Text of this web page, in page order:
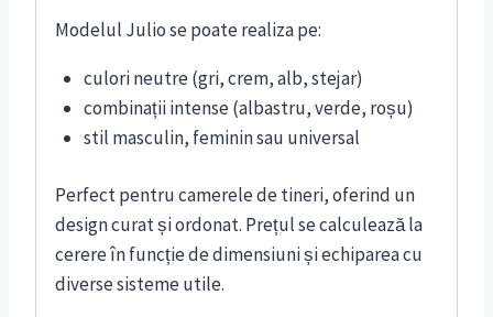
Modelul Julio se poate realiza pe:
culori neutre (gri, crem, alb, stejar)
combinații intense (albastru, verde, roșu)
stil masculin, feminin sau universal
Perfect pentru camerele de tineri, oferind un
design curat și ordonat. Prețul se calculează la
cerere în funcție de dimensiuni și echiparea cu
diverse sisteme utile.